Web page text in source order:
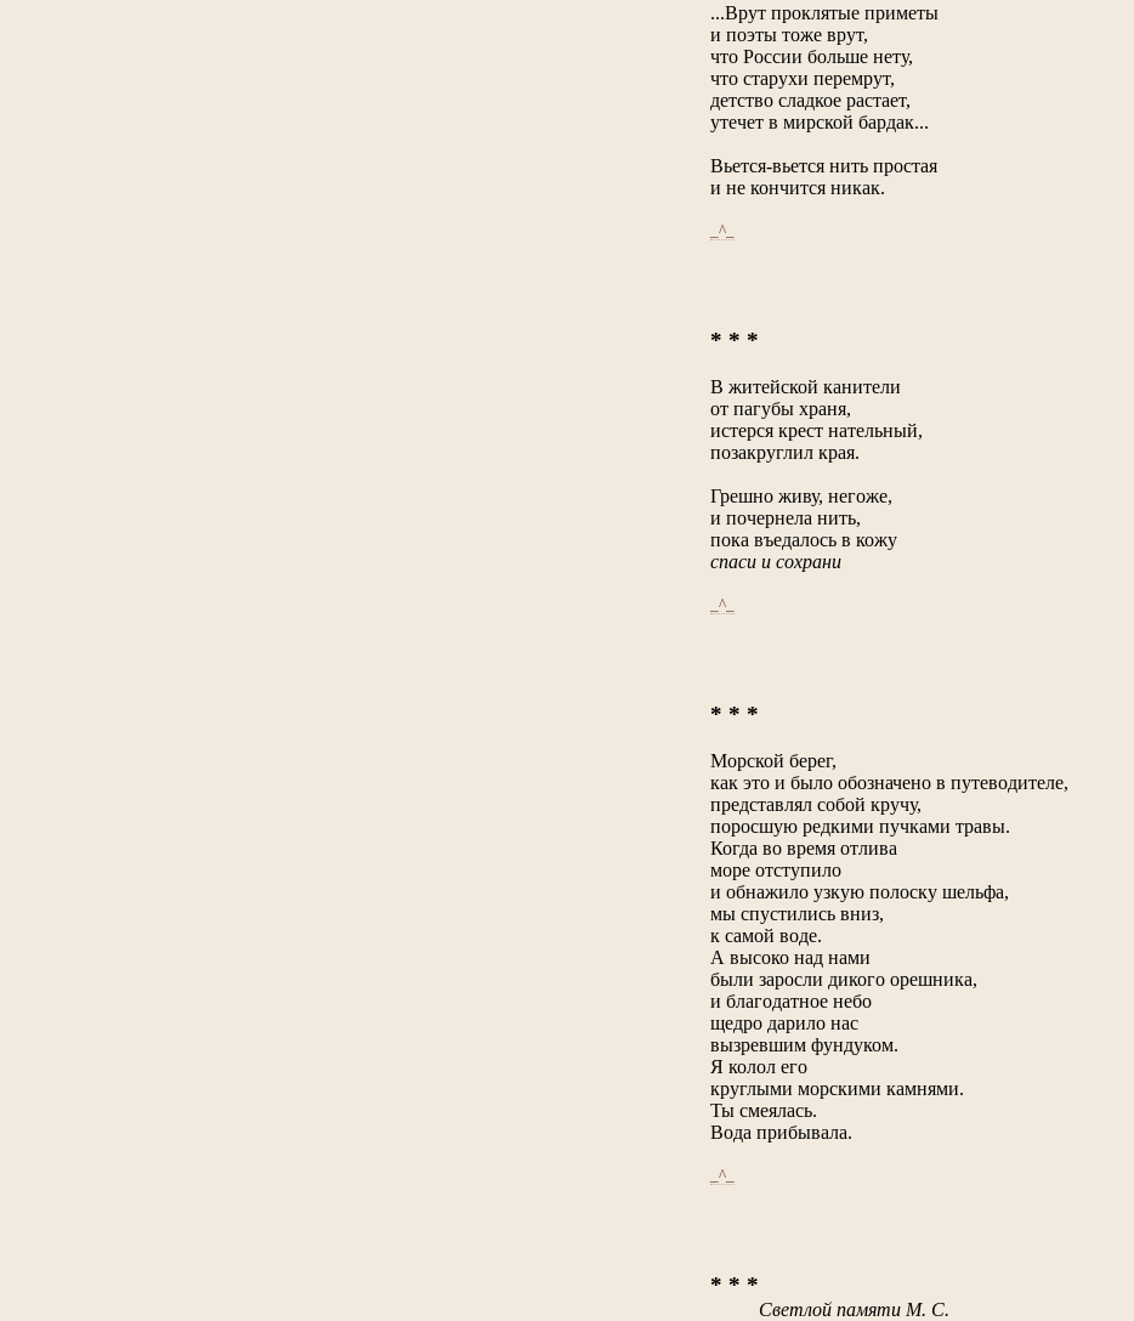
...Врут проклятые приметы
и поэты тоже врут,
что России больше нету,
что старухи перемрут,
детство сладкое растает,
утечет в мирской бардак...
Вьется-вьется нить простая
и не кончится никак.
_^_
* * *
В житейской канители
от пагубы храня,
истерся крест нательный,
позакруглил края.
Грешно живу, негоже,
и почернела нить,
пока въедалось в кожу
спаси и сохрани
_^_
* * *
Морской берег,
как это и было обозначено в путеводителе,
представлял собой кручу,
поросшую редкими пучками травы.
Когда во время отлива
море отступило
и обнажило узкую полоску шельфа,
мы спустились вниз,
к самой воде.
А высоко над нами
были заросли дикого орешника,
и благодатное небо
щедро дарило нас
вызревшим фундуком.
Я колол его
круглыми морскими камнями.
Ты смеялась.
Вода прибывала.
_^_
* * *
Светлой памяти М. С.